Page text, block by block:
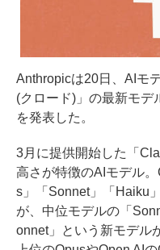
Anthropicは20日、AIモ
(クロード)」の最新モデ
を発表した。
3月に提供開始した「
高さが特徴のAIモデル
s」「Sonnet」「Haiku
が、中位モデルの「
onnet」という新モデル